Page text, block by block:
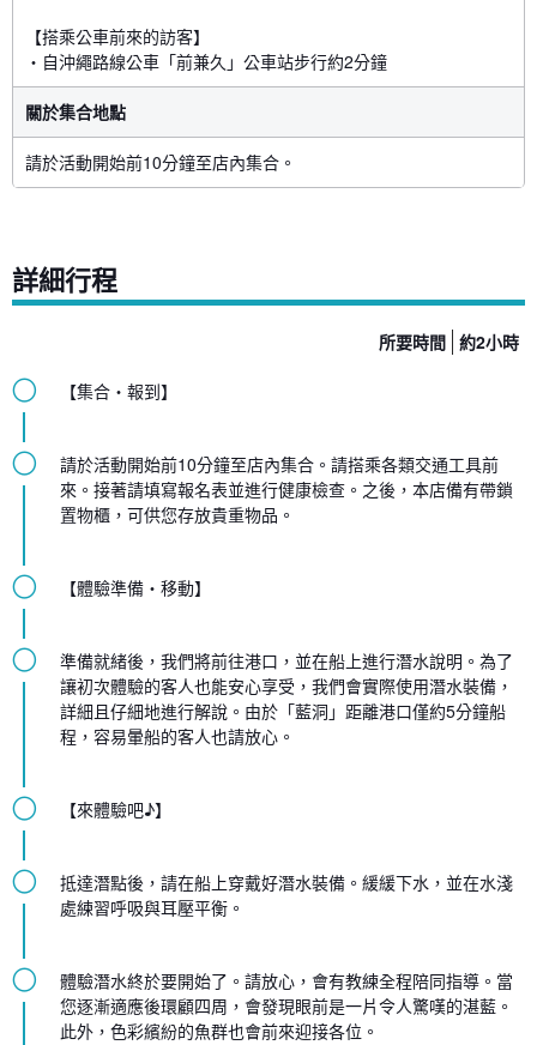
【搭乘公車前來的訪客】
・自沖繩路線公車「前兼久」公車站步行約2分鐘
關於集合地點
請於活動開始前10分鐘至店內集合。
詳細行程
所要時間 約2小時
◯ 【集合・報到】
◯
請於活動開始前10分鐘至店內集合。請搭乘各類交通工具前
來。接著請填寫報名表並進行健康檢查。之後，本店備有帶鎖
置物櫃，可供您存放貴重物品。
◯ 【體驗準備・移動】
◯
準備就緒後，我們將前往港口，並在船上進行潛水說明。為了
讓初次體驗的客人也能安心享受，我們會實際使用潛水裝備，
詳細且仔細地進行解說。由於「藍洞」距離港口僅約5分鐘船
程，容易暈船的客人也請放心。
◯ 【來體驗吧♪】
◯
抵達潛點後，請在船上穿戴好潛水裝備。緩緩下水，並在水淺
處練習呼吸與耳壓平衡。
◯
體驗潛水終於要開始了。請放心，會有教練全程陪同指導。當
您逐漸適應後環顧四周，會發現眼前是一片令人驚嘆的湛藍。
此外，色彩繽紛的魚群也會前來迎接各位。